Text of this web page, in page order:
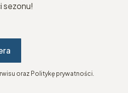
sezonu!
oraz Politykę prywatności.